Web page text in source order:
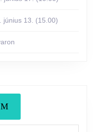
június 13. (15.00)